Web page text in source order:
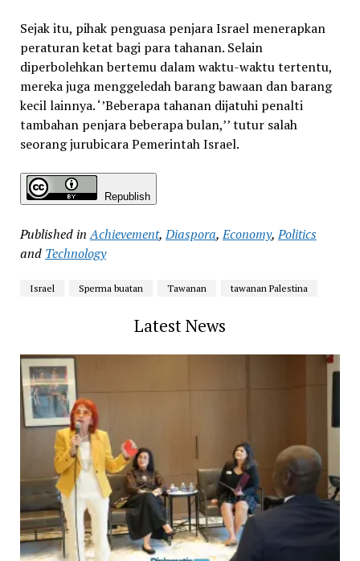
Sejak itu, pihak penguasa penjara Israel menerapkan
peraturan ketat bagi para tahanan. Selain
diperbolehkan bertemu dalam waktu-waktu tertentu,
mereka juga menggeledah barang bawaan dan barang
kecil lainnya. ‘’Beberapa tahanan dijatuhi penalti
tambahan penjara beberapa bulan,’’ tutur salah
seorang jurubicara Pemerintah Israel.
Republish
Published in Achievement,Diaspora,Economy,Politics
and Technology
Israel Sperma buatan Tawanan tawanan Palestina
Latest News